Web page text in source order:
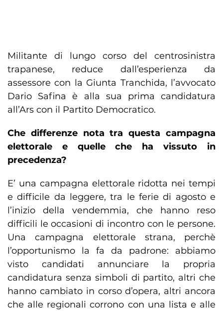
Militante di lungo corso del centrosinistra
trapanese, reduce dall’esperienza da
assessore con la Giunta Tranchida, l’avvocato
Dario Safina è alla sua prima candidatura
all’Ars con il Partito Democratico.
Che differenze nota tra questa campagna
elettorale e quelle che ha vissuto in
precedenza?
E’ una campagna elettorale ridotta nei tempi
e difficile da leggere, tra le ferie di agosto e
l’inizio della vendemmia, che hanno reso
difficili le occasioni di incontro con le persone.
Una campagna elettorale strana, perchè
l’opportunismo la fa da padrone: abbiamo
visto candidati annunciare la propria
candidatura senza simboli di partito, altri che
hanno cambiato in corso d’opera, altri ancora
che alle regionali corrono con una lista e alle